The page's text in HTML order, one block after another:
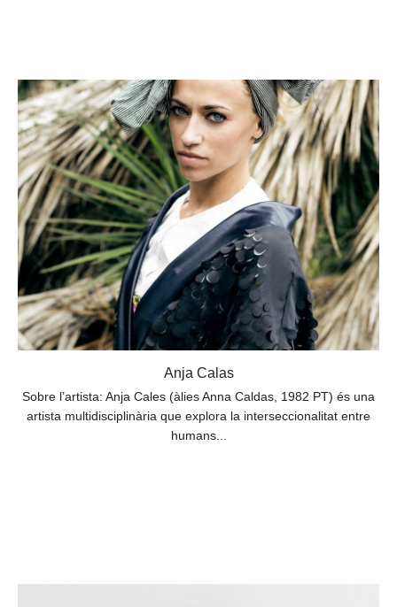
Anja Calas
Sobre l’artista: Anja Cales (àlies Anna Caldas, 1982 PT) és una
artista multidisciplinària que explora la interseccionalitat entre
humans...